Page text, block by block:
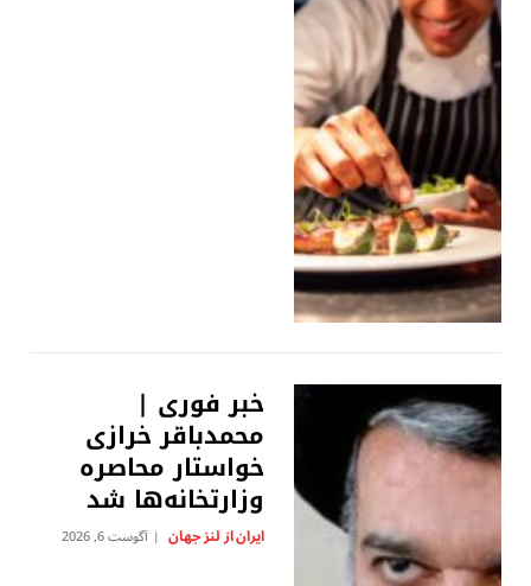
خبر فوری |
محمدباقر خرازی
خواستار محاصره
وزارتخانه‌ها شد
ایران از لنز جهان آگوست 6, 2026